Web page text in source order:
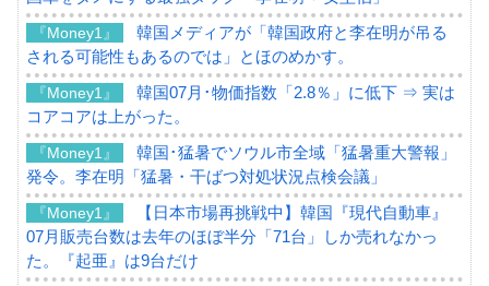
『Money1』
韓国メディアが「韓国政府と李在明が吊る
される可能性もあるのでは」とほのめかす。
『Money1』
韓国07月･物価指数「2.8％」に低下 ⇒ 実は
コアコアは上がった。
『Money1』
韓国･猛暑でソウル市全域「猛暑重大警報」
発令。李在明「猛暑・干ばつ対処状況点検会議」
『Money1』
【日本市場再挑戦中】韓国『現代自動車』
07月販売台数は去年のほぼ半分「71台」しか売れなかっ
た。『起亜』は9台だけ